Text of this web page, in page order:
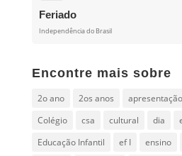
Feriado
Independência do Brasil
Encontre mais sobre
2o ano 2os anos apresentação
Colégio
csa cultural dia
Educação Infantil
ef I ensino